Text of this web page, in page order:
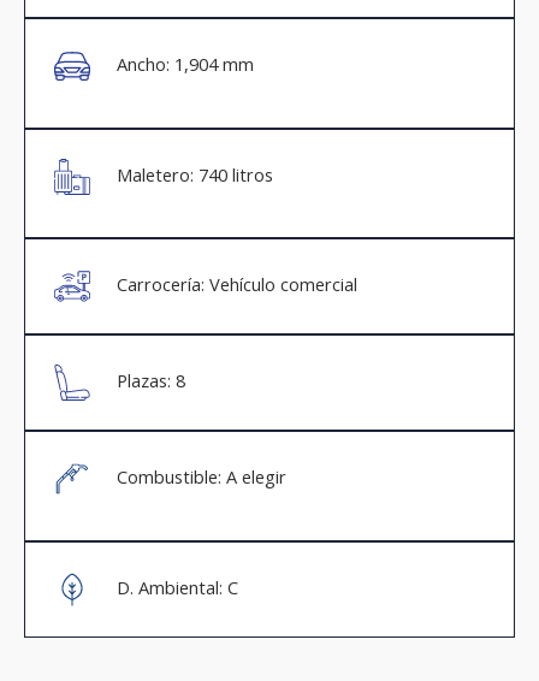
Ancho: 1,904 mm
Maletero: 740 litros
Carrocería: Vehículo comercial
Plazas: 8
Combustible: A elegir
D. Ambiental: C